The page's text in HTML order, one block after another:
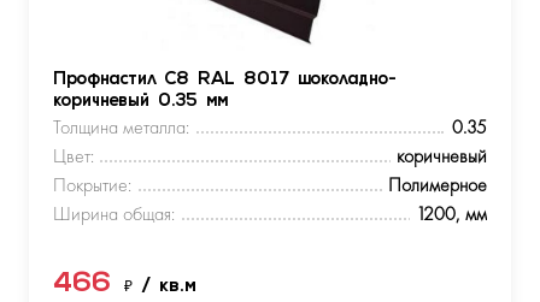
Профнастил С8 RAL 8017 шоколадно-
коричневый 0.35 мм
Толщина металла:
0.35
Цвет:
коричневый
Покрытие:
Полимерное
Ширина общая:
1200, мм
466 ₽ / кв.м